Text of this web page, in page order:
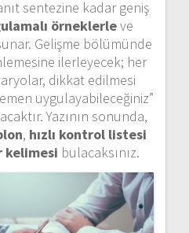
sentezine kadar geniş
örneklerleve
Gelişme bölümünde
ilerleyecek; her
dikkat edilmesi
uygulayabileceğiniz”
Yazının sonunda,
, hızlı kontrol listesi
kelimesi bulacaksınız.